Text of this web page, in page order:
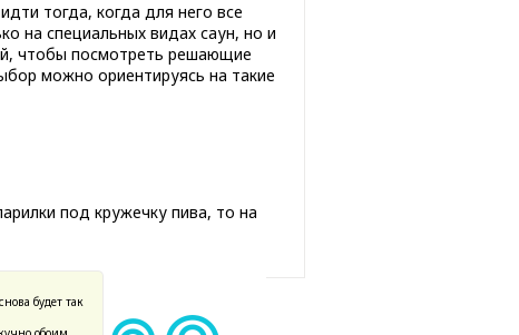
тогда, когда для него все
на специальных видах саун, но и
чтобы посмотреть решающие
можно ориентируясь на такие
под кружечку пива, то на
будет так